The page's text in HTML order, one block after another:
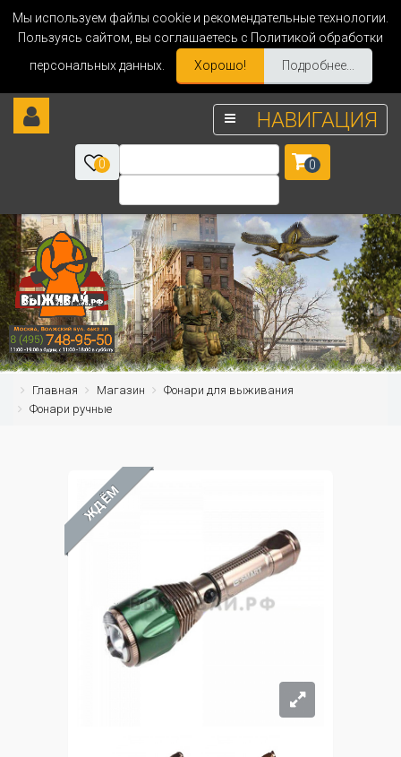
Мы используем файлы cookie и рекомендательные технологии.
Пользуясь сайтом, вы соглашаетесь с Политикой обработки
персональных данных.
Хорошо! Подробнее...
НАВИГАЦИЯ
0 0
Главная Магазин
Фонари для выживания
Фонари ручные
ЖДЁМ